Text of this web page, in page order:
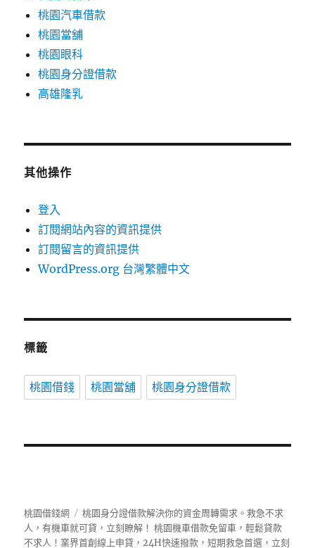
桃園汽車借款
桃園當舖
桃園眼科
桃園身分證借款
高雄隆乳
其他操作
登入
訂閱網站內容的資訊提供
訂閱留言的資訊提供
WordPress.org 台灣繁體中文
標籤
桃園借錢 桃園當舖 桃園身分證借款
桃園借錢網
桃園身分證借款解決你的資金周轉需求。救急不求
人，有機車就可貸，立刻瞭解！ 桃園機車借款免留車，輕鬆貸款
不求人！業界首創線上申貸，24H快速撥款，短期救急首選，立刻